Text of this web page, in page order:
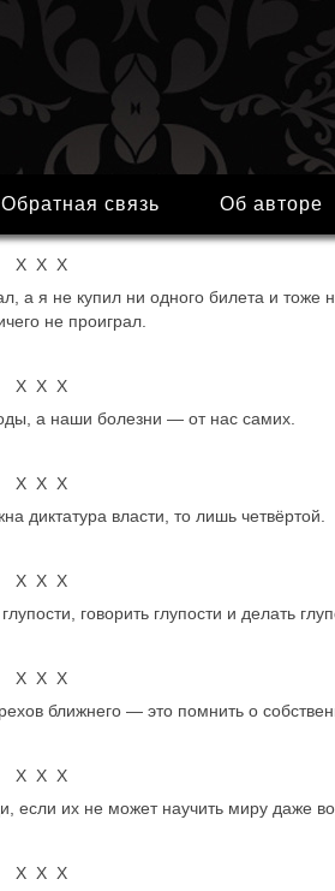
Обратная связь Об авторе
Х Х Х
а я не купил ни одного билета и тоже
не проиграл.
Х Х Х
а наши болезни — от нас самих.
Х Х Х
диктатура власти, то лишь четвёртой.
Х Х Х
говорить глупости и делать
Х Х Х
ближнего — это помнить о
Х Х Х
если их не может научить миру даже
Х Х Х